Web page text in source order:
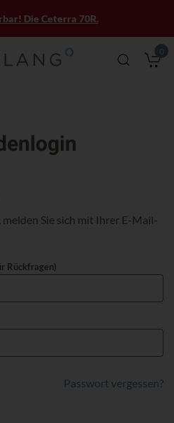
0
Die Ceterra 70R.
Sie sich mit Ihrer E-Mail-
Rückfragen)
Passwort vergessen?